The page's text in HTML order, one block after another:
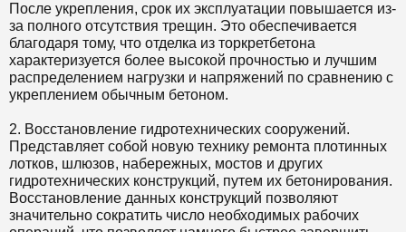
После укрепления, срок их эксплуатации повышается из-
за полного отсутствия трещин. Это обеспечивается
благодаря тому, что отделка из торкретбетона
характеризуется более высокой прочностью и лучшим
распределением нагрузки и напряжений по сравнению с
укреплением обычным бетоном.
2. Восстановление гидротехнических сооружений.
Представляет собой новую технику ремонта плотинных
лотков, шлюзов, набережных, мостов и других
гидротехнических конструкций, путем их бетонирования.
Восстановление данных конструкций позволяют
значительно сократить число необходимых рабочих